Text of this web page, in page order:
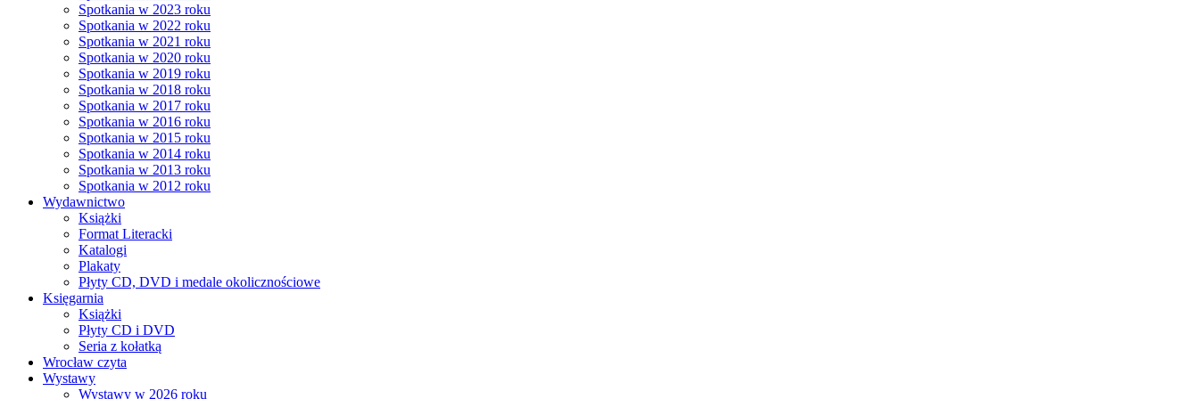
Spotkania w 2023 roku
Spotkania w 2022 roku
Spotkania w 2021 roku
Spotkania w 2020 roku
Spotkania w 2019 roku
Spotkania w 2018 roku
Spotkania w 2017 roku
Spotkania w 2016 roku
Spotkania w 2015 roku
Spotkania w 2014 roku
Spotkania w 2013 roku
Spotkania w 2012 roku
Wydawnictwo
Książki
Format Literacki
Katalogi
Plakaty
Płyty CD, DVD i medale okolicznościowe
Księgarnia
Książki
Płyty CD i DVD
Seria z kołatką
Wrocław czyta
Wystawy
Wystawy w 2026 roku